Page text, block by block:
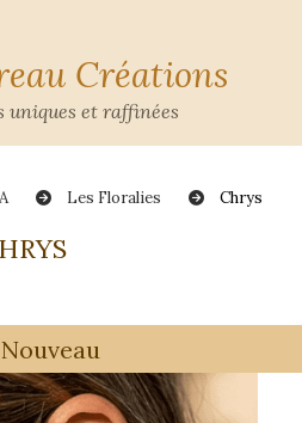
Créations
uniques et raffinées
Les Floralies Chrys
Nouveau